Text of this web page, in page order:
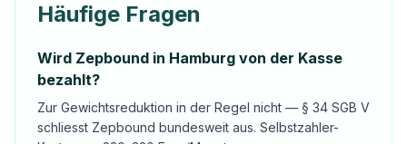
Häufige Fragen
Wird Zepbound in Hamburg von der Kasse
bezahlt?
Zur Gewichtsreduktion in der Regel nicht — § 34 SGB V
schliesst Zepbound bundesweit aus. Selbstzahler-